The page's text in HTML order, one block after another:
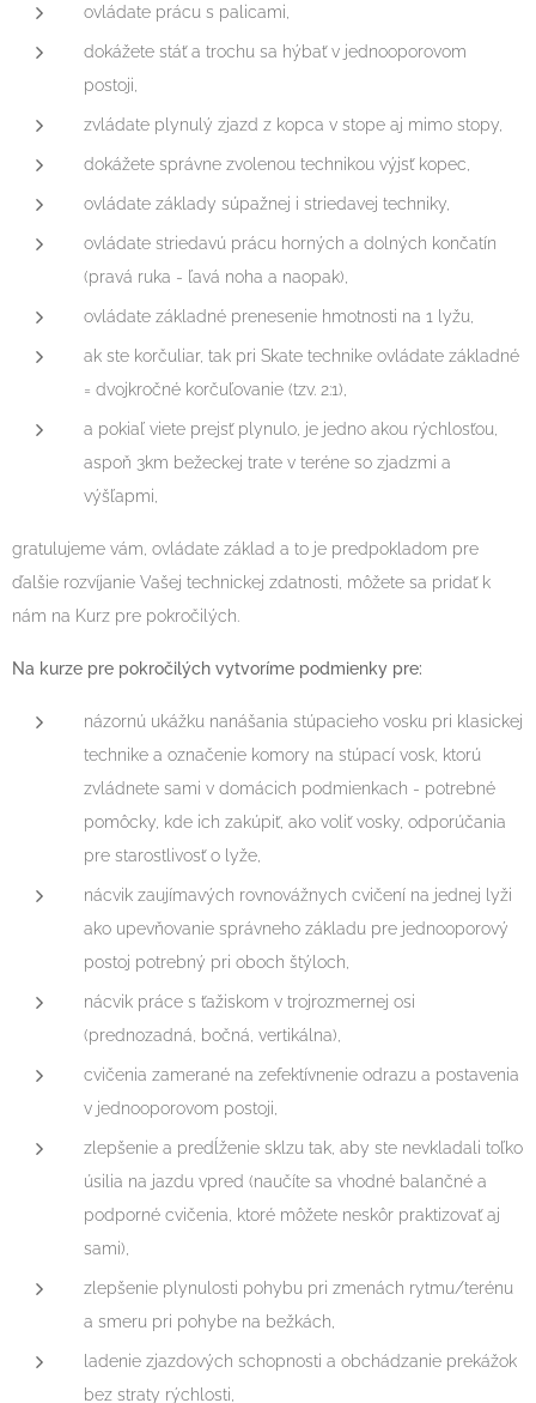
ovládate prácu s palicami,
dokážete stáť a trochu sa hýbať v jednooporovom
postoji,
zvládate plynulý zjazd z kopca v stope aj mimo stopy,
dokážete správne zvolenou technikou výjsť kopec,
ovládate základy súpažnej i striedavej techniky,
ovládate striedavú prácu horných a dolných končatín
(pravá ruka - ľavá noha a naopak),
ovládate základné prenesenie hmotnosti na 1 lyžu,
ak ste korčuliar, tak pri Skate technike ovládate základné
= dvojkročné korčuľovanie (tzv. 2:1),
a pokiaľ viete prejsť plynulo, je jedno akou rýchlosťou,
aspoň 3km bežeckej trate v teréne so zjadzmi a
výšľapmi,
gratulujeme vám, ovládate základ a to je predpokladom pre
ďalšie rozvíjanie Vašej technickej zdatnosti, môžete sa pridať k
nám na Kurz pre pokročilých.
Na kurze pre pokročilých vytvoríme podmienky pre:
názornú ukážku nanášania stúpacieho vosku pri klasickej
technike a označenie komory na stúpací vosk, ktorú
zvládnete sami v domácich podmienkach - potrebné
pomôcky, kde ich zakúpiť, ako voliť vosky, odporúčania
pre starostlivosť o lyže,
nácvik zaujímavých rovnovážnych cvičení na jednej lyži
ako upevňovanie správneho základu pre jednooporový
postoj potrebný pri oboch štýloch,
nácvik práce s ťažiskom v trojrozmernej osi
(prednozadná, bočná, vertikálna),
cvičenia zamerané na zefektívnenie odrazu a postavenia
v jednooporovom postoji,
zlepšenie a predĺženie sklzu tak, aby ste nevkladali toľko
úsilia na jazdu vpred (naučíte sa vhodné balančné a
podporné cvičenia, ktoré môžete neskôr praktizovať aj
sami),
zlepšenie plynulosti pohybu pri zmenách rytmu/terénu
a smeru pri pohybe na bežkách,
ladenie zjazdových schopnosti a obchádzanie prekážok
bez straty rýchlosti,